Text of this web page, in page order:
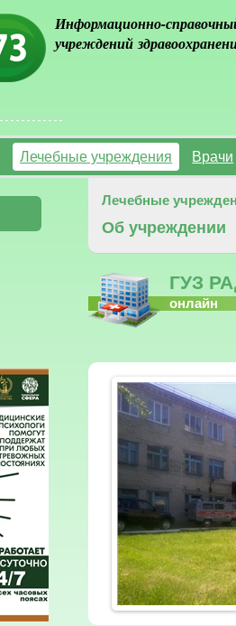
Информационно-
учреждений
Лечебные учреждения Врачи
Лечебные
Об учреждении
ГУЗ
онлайн